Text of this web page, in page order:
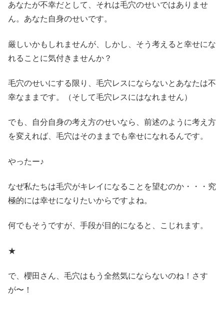
あなたが不幸だとして、それは毛穴のせいではありませ
ん。あなた自身のせいです。
厳しいかもしれませんが、しかし、そう考えると幸せにな
れることに気付きませんか？
毛穴のせいにする限り、毛穴レスにならないとあなたは不
幸なままです。（そして毛穴レスにはなれません）
でも、自分自身の考え方のせいなら、前述のように考え方
を変えれば、毛穴はそのままでも幸せになれるんです。
やったー♪
なぜ私たちは毛穴がキレイになることを望むのか・・・究
極的には幸せになりたいからですよね。
何でもそうですが、手段が目的になると、こじれます。
★
で、櫻田さん、毛穴はもう全然気にならないのね！さす
が〜！